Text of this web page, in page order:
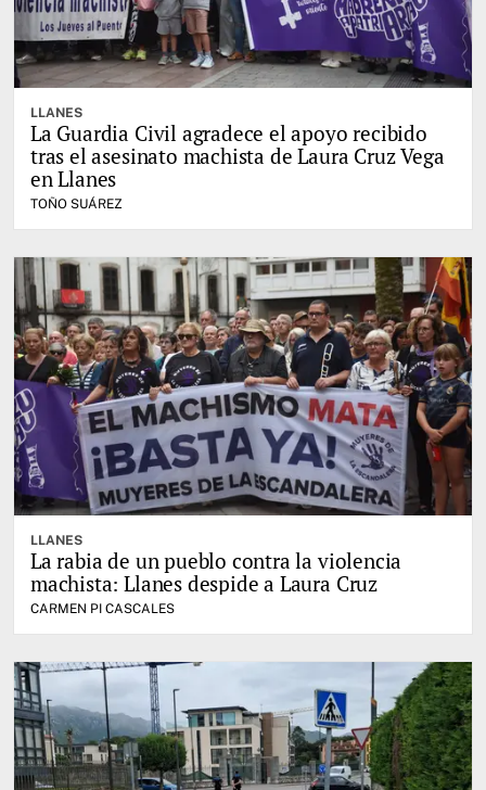
LLANES
La Guardia Civil agradece el apoyo recibido
tras el asesinato machista de Laura Cruz Vega
en Llanes
TOÑO SUÁREZ
LLANES
La rabia de un pueblo contra la violencia
machista: Llanes despide a Laura Cruz
CARMEN PI CASCALES